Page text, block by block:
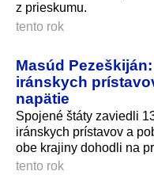
z prieskumu.
tento rok
Masúd
iránskych
napätie
Spojené štáty zaviedli
iránskych prístavov a
obe krajiny dohodli na
tento rok